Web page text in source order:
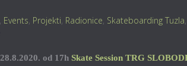
, Events, Projekti, Radionice, Skateboarding Tuzla,
od 17h Skate Session TRG